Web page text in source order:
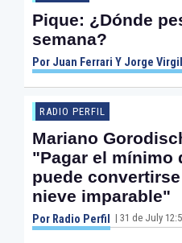
Pique: ¿Dónde
semana?
Por Juan Ferrari Y Jorge
RADIO PERFIL
Mariano
"Pagar el mínimo
puede
nieve imparable"
Por Radio Perfil | 31 de July